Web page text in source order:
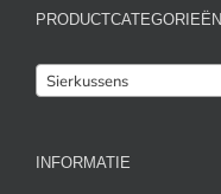
PRODUCTCATEGORIEËN
Sierkussens
INFORMATIE